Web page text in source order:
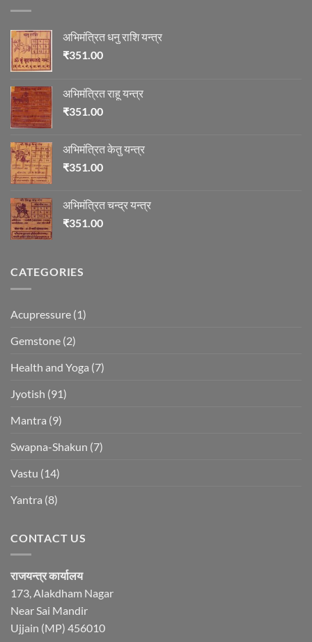
अभिमंत्रित धनु राशि यन्त्र
₹351.00
अभिमंत्रित राहू यन्त्र
₹351.00
अभिमंत्रित केतु यन्त्र
₹351.00
अभिमंत्रित चन्द्र यन्त्र
₹351.00
CATEGORIES
Acupressure (1)
Gemstone (2)
Health and Yoga (7)
Jyotish (91)
Mantra (9)
Swapna-Shakun (7)
Vastu (14)
Yantra (8)
CONTACT US
राजयन्त्र कार्यालय
173, Alakdham Nagar
Near Sai Mandir
Ujjain (MP) 456010